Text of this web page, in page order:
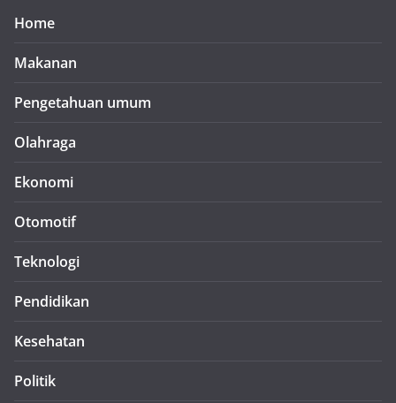
Home
Makanan
Pengetahuan umum
Olahraga
Ekonomi
Otomotif
Teknologi
Pendidikan
Kesehatan
Politik